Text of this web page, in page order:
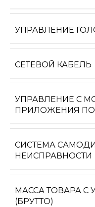
УПРАВЛЕНИЕ
СЕТЕВОЙ КАБЕЛЬ
УПРАВЛЕНИЕ C
ПРИЛОЖЕНИЯ ПО
СИСТЕМА
НЕИСПРАВНОСТИ
МАССА ТОВАРА С
(БРУТТО)